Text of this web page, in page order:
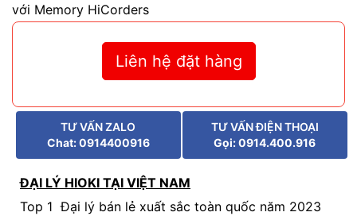
với Memory HiCorders
Liên hệ đặt hàng
TƯ VẤN ZALO
Chat: 0914400916
TƯ VẤN ĐIỆN THOẠI
Gọi: 0914.400.916
ĐẠI LÝ HIOKI TẠI VIỆT NAM
Top 1 Đại lý bán lẻ xuất sắc toàn quốc năm 2023